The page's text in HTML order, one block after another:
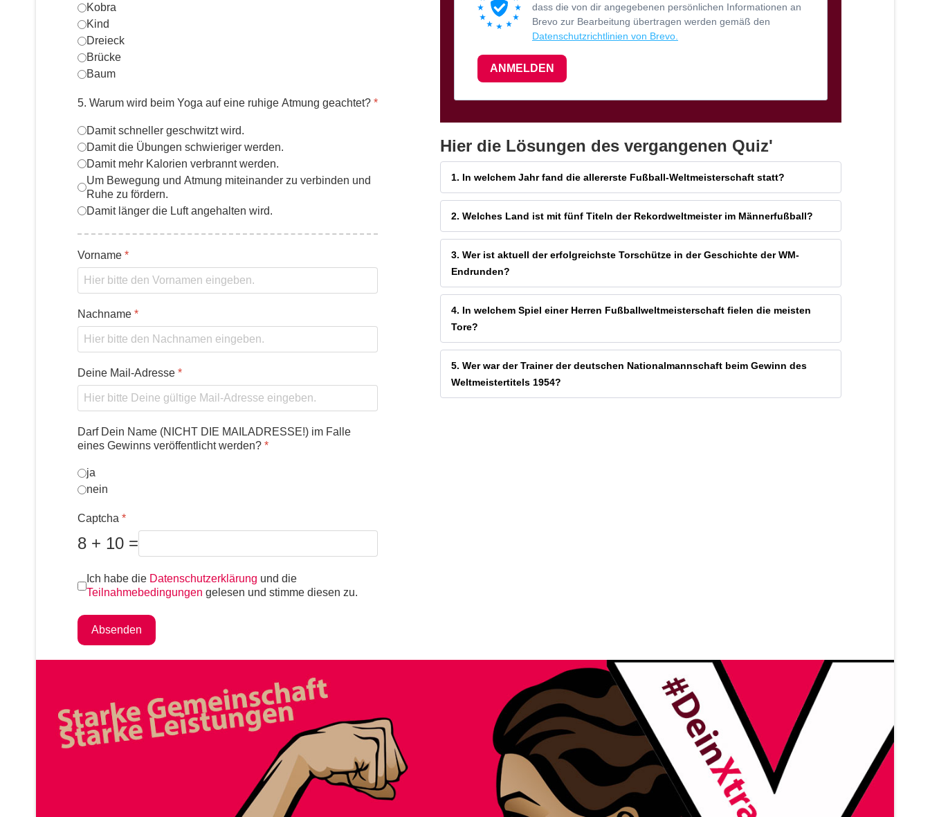
Kobra
Kind
Dreieck
Brücke
Baum
5. Warum wird beim Yoga auf eine ruhige Atmung geachtet? *
Damit schneller geschwitzt wird.
Damit die Übungen schwieriger werden.
Damit mehr Kalorien verbrannt werden.
Um Bewegung und Atmung miteinander zu verbinden und
Ruhe zu fördern.
Damit länger die Luft angehalten wird.
Vorname *
Nachname *
Deine Mail-Adresse *
Darf Dein Name (NICHT DIE MAILADRESSE!) im Falle
eines Gewinns veröffentlicht werden? *
ja
nein
Captcha *
8 + 10 =
Nutzungsbedingungen*
Ich habe die Datenschutzerklärung und die
Teilnahmebedingungen gelesen und stimme diesen zu.
Absenden
dass die von dir angegebenen persönlichen Informationen an
Brevo zur Bearbeitung übertragen werden gemäß den
Datenschutzrichtlinien von Brevo.
ANMELDEN
Hier die Lösungen des vergangenen Quiz'
1. In welchem Jahr fand die allererste Fußball-Weltmeisterschaft statt?
2. Welches Land ist mit fünf Titeln der Rekordweltmeister im Männerfußball?
3. Wer ist aktuell der erfolgreichste Torschütze in der Geschichte der WM-
Endrunden?
4. In welchem Spiel einer Herren Fußballweltmeisterschaft fielen die meisten
Tore?
5. Wer war der Trainer der deutschen Nationalmannschaft beim Gewinn des
Weltmeistertitels 1954?